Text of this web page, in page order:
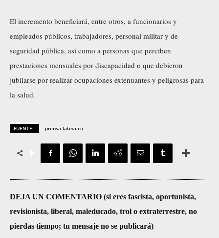
El incremento beneficiará, entre otros, a funcionarios y
empleados públicos, trabajadores, personal militar y de
seguridad pública, así como a personas que perciben
prestaciones mensuales por discapacidad o que debieron
jubilarse por realizar ocupaciones extenuantes y peligrosas para
la salud.
FUENTE: prensa-latina.cu
DEJA UN COMENTARIO (si eres fascista, oportunista,
revisionista, liberal, maleducado, trol o extraterrestre, no
pierdas tiempo; tu mensaje no se publicará)